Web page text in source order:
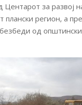
Центарот за развој
плански регион, а
од